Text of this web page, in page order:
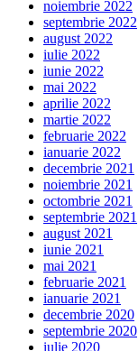
noiembrie 2022
septembrie 2022
august 2022
iulie 2022
iunie 2022
mai 2022
aprilie 2022
martie 2022
februarie 2022
ianuarie 2022
decembrie 2021
noiembrie 2021
octombrie 2021
septembrie 2021
august 2021
iunie 2021
mai 2021
februarie 2021
ianuarie 2021
decembrie 2020
septembrie 2020
iulie 2020